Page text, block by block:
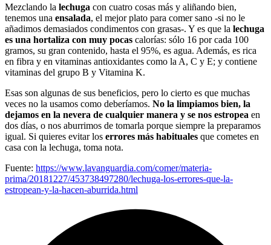
Mezclando la lechuga con cuatro cosas más y aliñando bien,
tenemos una ensalada, el mejor plato para comer sano -si no le
añadimos demasiados condimentos con grasas-. Y es que la lechuga
es una hortaliza con muy pocas calorías: sólo 16 por cada 100
gramos, su gran contenido, hasta el 95%, es agua. Además, es rica
en fibra y en vitaminas antioxidantes como la A, C y E; y contiene
vitaminas del grupo B y Vitamina K.
Esas son algunas de sus beneficios, pero lo cierto es que muchas
veces no la usamos como deberíamos. No la limpiamos bien, la
dejamos en la nevera de cualquier manera y se nos estropea en
dos días, o nos aburrimos de tomarla porque siempre la preparamos
igual. Si quieres evitar los errores más habituales que cometes en
casa con la lechuga, toma nota.
Fuente: https://www.lavanguardia.com/comer/materia-
prima/20181227/453738497280/lechuga-los-errores-que-la-
estropean-y-la-hacen-aburrida.html